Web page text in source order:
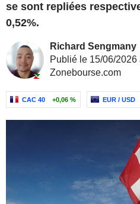
se sont repliées
0,52%.
Richard Sengmany
Publié le 15/06/2026
Zonebourse.com
CAC 40 +0,06 % EUR / USD